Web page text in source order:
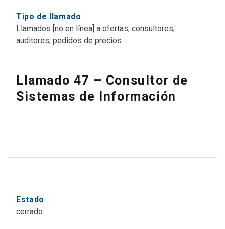
Tipo de llamado
Llamados [no en línea] a ofertas, consultores,
auditores, pedidos de precios
Llamado 47 – Consultor de
Sistemas de Información
Estado
cerrado